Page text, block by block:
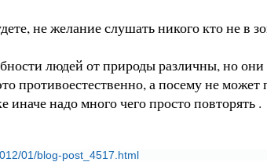
не желание слушать никого кто не в
людей от природы различны, но
противоестественно, а посему не может
иначе надо много чего просто повторять .
01/blog-post_4517.html